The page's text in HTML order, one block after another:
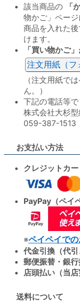
該当商品の
「
物かご」ペー
商品を入れた
けます。
「買い物かご
注文用紙（フ
（注文用紙で
ん。）
下記の電話等で
株式会社大
059-387-1513
お支払い方法
クレジットカー
PayPay（ペイ
※ペイペイで
代金引換（代引
郵便振替・銀行
店頭払い（当店
送料について